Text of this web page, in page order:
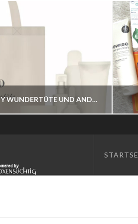
ASAM BEAUTY WUNDERTÜTE UND ANDERE BESTELLBAR
JAHR 2026